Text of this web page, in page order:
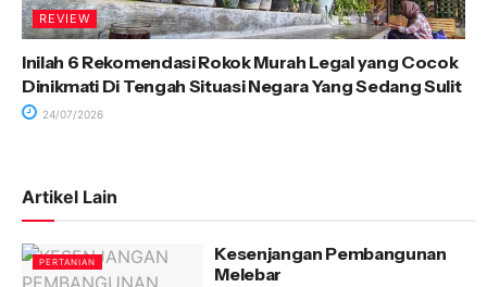
REVIEW
Inilah 6 Rekomendasi Rokok Murah Legal yang Cocok
Dinikmati Di Tengah Situasi Negara Yang Sedang Sulit
24/07/2026
Artikel Lain
PERTANIAN
Kesenjangan Pembangunan
Melebar